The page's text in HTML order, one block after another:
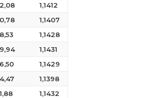
1,1412
1,1407
1,1428
1,1431
1,1429
1,1398
1,1432